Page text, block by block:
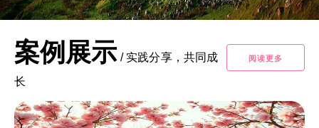
案例展示 / 实践分享，共同成
长
阅读更多